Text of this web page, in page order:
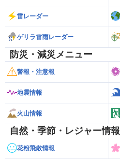
雷レーダー
ゲリラ雷雨レーダー
防災・減災メニュー
警報・注意報
地震情報
火山情報
自然・季節・レジャー情報
花粉飛散情報